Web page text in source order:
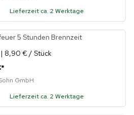
Lieferzeit ca. 2 Werktage
5 Stunden Brennzeit
| 8,90 € / Stück
*
GmbH
Lieferzeit ca. 2 Werktage